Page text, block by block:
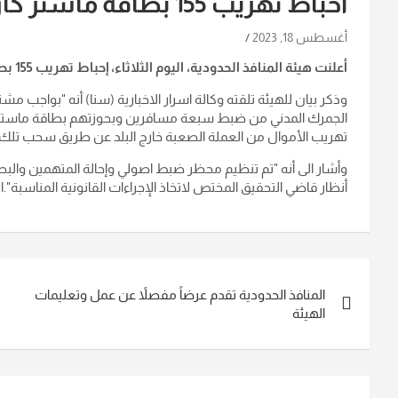
أغسطس 18, 2023
أعلنت هيئة المنافذ الحدودية، اليوم الثلاثاء، إحباط تهريب 155 بطاقة ماستركارد في مطار النجف الأشرف.
وذكر بيان للهيئة تلقته وكالة اسرار الاخبارية (سنا) أنه
تهريب الأموال من العملة الصعبة خارج البلد عن طريق سحب تلك
وأشار الى أنه "تم تنظيم محظر ضبط اصولي وإحالة المتهمين
أنظار قاضي التحقيق المختص لاتخاذ الإجراءات القانونية
المقالات
المنافذ الحدودية تقدم عرضاً مفصلاً عن عمل وتعليمات
الهيئة